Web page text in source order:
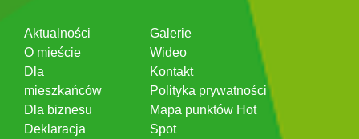
Aktualności
O mieście
Dla
mieszkańców
Dla biznesu
Deklaracja
Galerie
Wideo
Kontakt
Polityka prywatności
Mapa punktów Hot
Spot